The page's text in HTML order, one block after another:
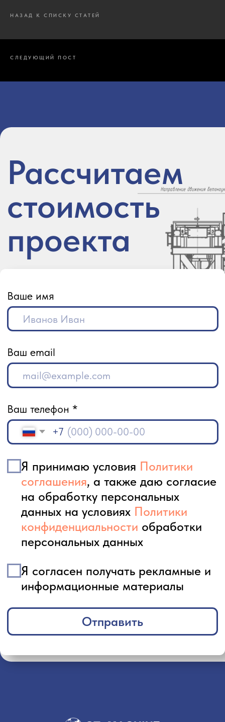
НАЗАД К СПИСКУ СТАТЕЙ
СЛЕДУЮЩИЙ ПОСТ